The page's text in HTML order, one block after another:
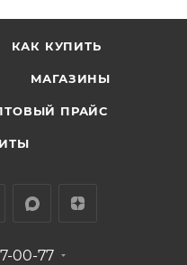
КАК КУПИТЬ
МАГАЗИНЫ
ПРАЙС
00-77